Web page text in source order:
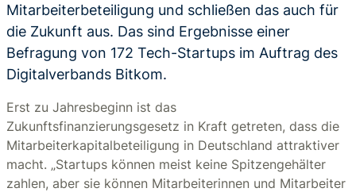
Mitarbeiterbeteiligung und schließen das auch für
die Zukunft aus. Das sind Ergebnisse einer
Befragung von 172 Tech-Startups im Auftrag des
Digitalverbands Bitkom.
Erst zu Jahresbeginn ist das
Zukunftsfinanzierungsgesetz in Kraft getreten, dass die
Mitarbeiterkapitalbeteiligung in Deutschland attraktiver
macht. „Startups können meist keine Spitzengehälter
zahlen, aber sie können Mitarbeiterinnen und Mitarbeiter